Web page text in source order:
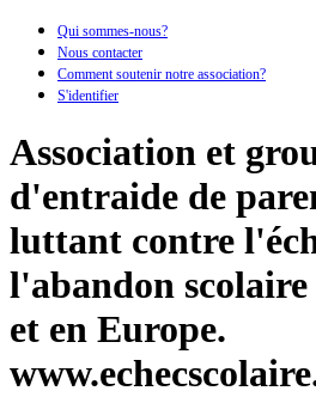
Qui sommes-nous?
Nous contacter
Comment soutenir notre association?
S'identifier
Association et
d'entraide de
luttant contre
l'abandon
et en Europe.